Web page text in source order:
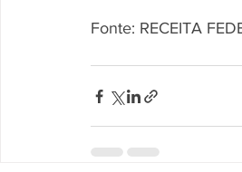
Fonte: RECEITA